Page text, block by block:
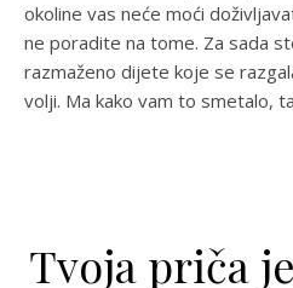
okoline vas neće moći
ne poradite na tome. Za sada
razmaženo dijete koje se
volji. Ma kako vam to smetalo,
Tvoja priča